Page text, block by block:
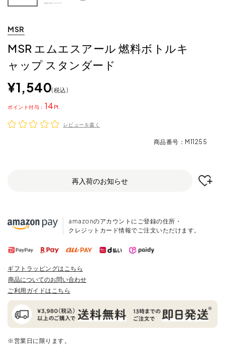
MSR
MSR エムエスアール 燃料ボトルキ
ャップ スタンダード
¥1,540 税込
14
ポイント
レビューを書く
商品番号 M11255
再入荷のお知らせ
amazonのアカウントにご登録の住所・
クレジットカード情報でご注文いただけます。
ギフトラッピングはこちら
商品についてのお問い合わせ
ご利用ガイドはこちら
※営業日に限ります。